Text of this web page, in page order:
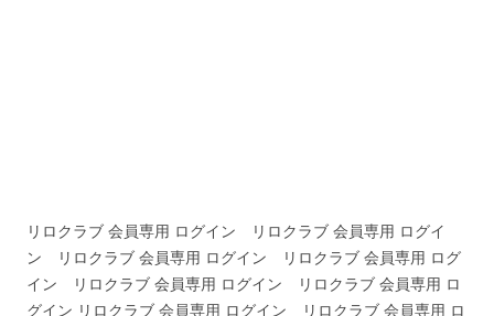
リロクラブ 会員専用 ログイン リロクラブ 会員専用 ログイ
ン リロクラブ 会員専用 ログイン リロクラブ 会員専用 ログ
イン リロクラブ 会員専用 ログイン リロクラブ 会員専用 ロ
グイン リロクラブ 会員専用 ログイン リロクラブ 会員専用 ロ